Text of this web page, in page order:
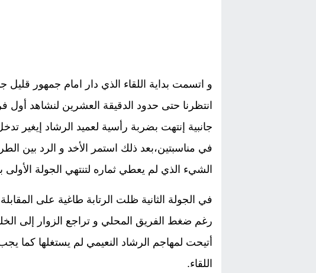
و اتسمت بداية اللقاء الذي دار امام جمهور قليل
انتظرنا حتى حدود الدقيقة العشرين لنشاهد
جانبية إنتهت بضربة رأسية لعميد الرشاد إيغير
في مناسبتين،بعد ذلك استمر الأخد و الرد بين
الشيء الذي لم يعطي ثماره لتنتهي الجولة الأولى
في الجولة الثانية ظلت الرتابة طاغية على
رغم ضغط الفريق المحلي و تراجع الزوار إلى
أتيحت لمهاجم الرشاد النعيمي لم يستغلها كما
اللقاء.